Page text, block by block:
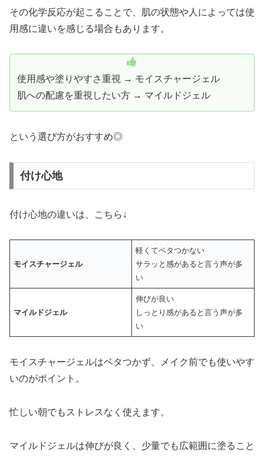
その化学反応が起こることで、肌の状態や人によっては使
用感に違いを感じる場合もあります。
使用感や塗りやすさ重視 → モイスチャージェル
肌への配慮を重視したい方 → マイルドジェル
という選び方がおすすめ◎
付け心地
付け心地の違いは、こちら↓
モイスチャージェル
軽くてベタつかない
サラッと感があると言う声が多
い
マイルドジェル
伸びが良い
しっとり感があると言う声が多
い
モイスチャージェルはベタつかず、メイク前でも使いやす
いのがポイント。
忙しい朝でもストレスなく使えます。
マイルドジェルは伸びが良く、少量でも広範囲に塗ること